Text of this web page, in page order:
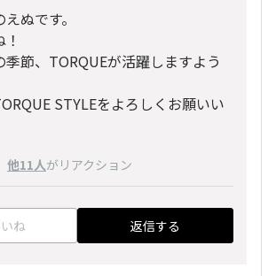
ぬです。
季節、TORQUEが活躍しますよう
STYLEをよろしくお願いい
他11人がリアクション
ね 返信する